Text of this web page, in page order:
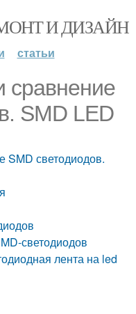
И ДИЗАЙН
статьи
сравнение
SMD LED
SMD светодиодов.
светодиодов
лента на led